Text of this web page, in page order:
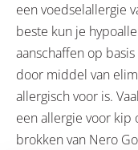
een voedselallergie
beste kun je
aanschaffen op
door middel van
allergisch voor is.
een allergie voor kip
brokken van Nero